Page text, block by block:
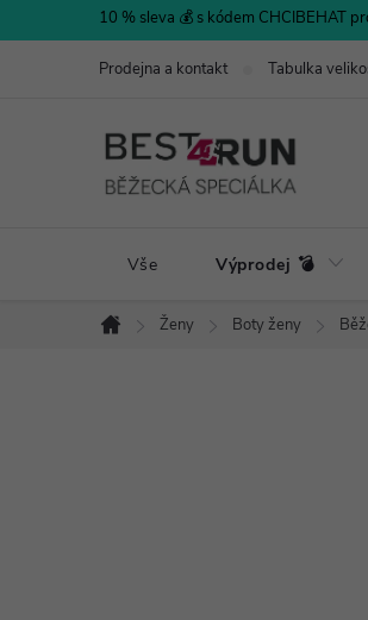
na
10 % sleva 💰 s kódem CHCIBEHAT
Prodejna a kontakt Tabulka
Vše Výprodej 💣
Domů
Ženy Boty ženy